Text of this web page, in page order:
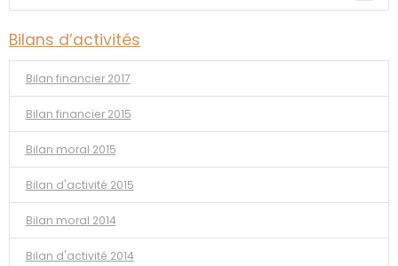
Bilans d’activités
Bilan financier 2017
Bilan financier 2015
Bilan moral 2015
Bilan d'activité 2015
Bilan moral 2014
Bilan d'activité 2014